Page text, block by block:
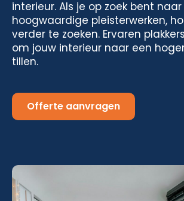
interieur. Als je op zoek bent naar
hoogwaardige pleisterwerken,
verder te zoeken. Ervaren
om jouw interieur naar een
tillen.
Offerte aanvragen